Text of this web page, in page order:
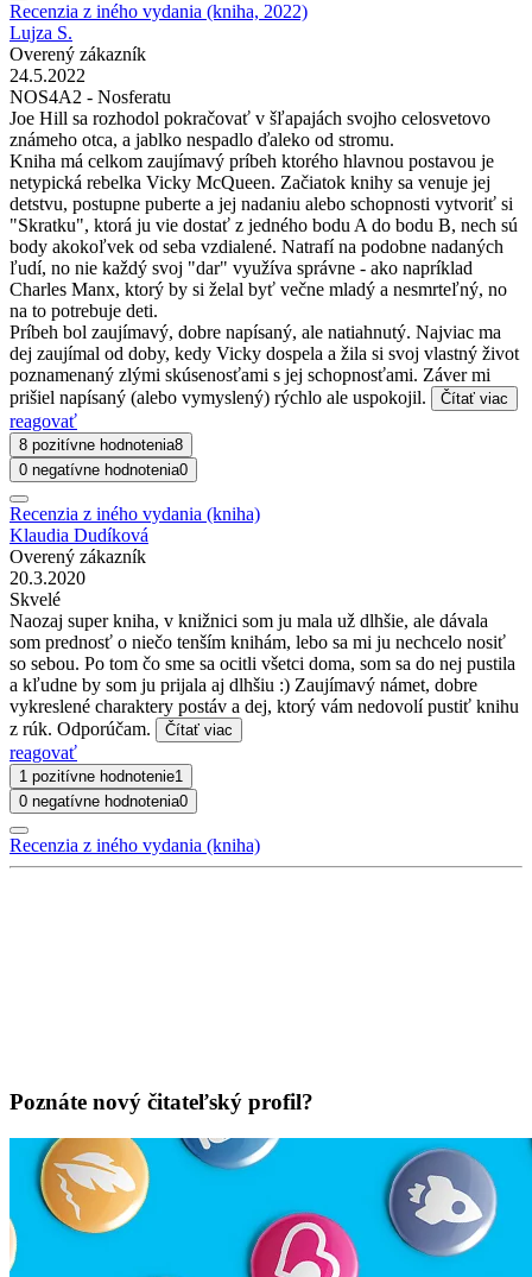
Recenzia z iného vydania (kniha, 2022)
Lujza S.
Overený zákazník
24.5.2022
NOS4A2 - Nosferatu
Joe Hill sa rozhodol pokračovať v šľapajách svojho celosvetovo
známeho otca, a jablko nespadlo ďaleko od stromu.
Kniha má celkom zaujímavý príbeh ktorého hlavnou postavou je
netypická rebelka Vicky McQueen. Začiatok knihy sa venuje jej
detstvu, postupne puberte a jej nadaniu alebo schopnosti vytvoriť si
"Skratku", ktorá ju vie dostať z jedného bodu A do bodu B, nech sú
body akokoľvek od seba vzdialené. Natrafí na podobne nadaných
ľudí, no nie každý svoj "dar" využíva správne - ako napríklad
Charles Manx, ktorý by si želal byť večne mladý a nesmrteľný, no
na to potrebuje deti.
Príbeh bol zaujímavý, dobre napísaný, ale natiahnutý. Najviac ma
dej zaujímal od doby, kedy Vicky dospela a žila si svoj vlastný život
poznamenaný zlými skúsenosťami s jej schopnosťami. Záver mi
prišiel napísaný (alebo vymyslený) rýchlo ale uspokojil.
Čítať viac
reagovať
8 pozitívne hodnotenia8
0 negatívne hodnotenia0
Recenzia z iného vydania (kniha)
Klaudia Dudíková
Overený zákazník
20.3.2020
Skvelé
Naozaj super kniha, v knižnici som ju mala už dlhšie, ale dávala
som prednosť o niečo tenším knihám, lebo sa mi ju nechcelo nosiť
so sebou. Po tom čo sme sa ocitli všetci doma, som sa do nej pustila
a kľudne by som ju prijala aj dlhšiu :) Zaujímavý námet, dobre
vykreslené charaktery postáv a dej, ktorý vám nedovolí pustiť knihu
z rúk. Odporúčam.
Čítať viac
reagovať
1 pozitívne hodnotenie1
0 negatívne hodnotenia0
Recenzia z iného vydania (kniha)
Poznáte nový čitateľský profil?